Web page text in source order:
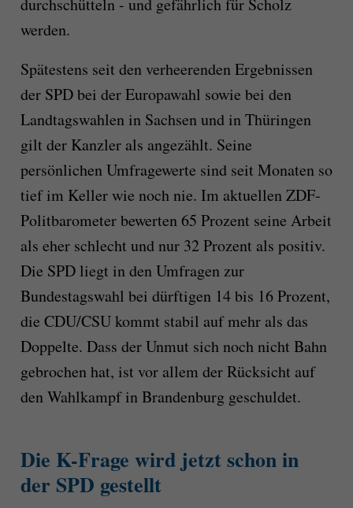
durchschütteln - und gefährlich für Scholz
werden.
Spätestens seit den verheerenden Ergebnissen
der SPD bei der Europawahl sowie bei den
Landtagswahlen in Sachsen und in Thüringen
gilt der Kanzler als angezählt. Seine
persönlichen Umfragewerte sind seit Monaten so
tief im Keller wie noch nie. Im aktuellen ZDF-
Politbarometer bewerten 65 Prozent seine Arbeit
als eher schlecht und nur 32 Prozent als positiv.
Die SPD liegt in den Umfragen zur
Bundestagswahl bei dürftigen 14 bis 16 Prozent,
die CDU/CSU kommt stabil auf mehr als das
Doppelte. Dass der Unmut sich noch nicht Bahn
gebrochen hat, ist vor allem der Rücksicht auf
den Wahlkampf in Brandenburg geschuldet.
Die K-Frage wird jetzt schon in
der SPD gestellt